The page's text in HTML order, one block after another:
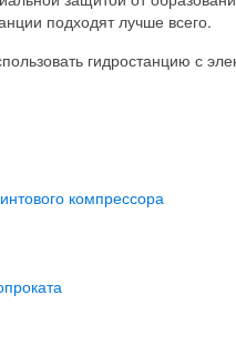
подходят лучше всего.
гидростанцию
компрессора